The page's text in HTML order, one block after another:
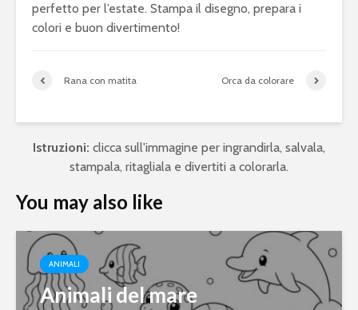
perfetto per l’estate. Stampa il disegno, prepara i
colori e buon divertimento!
Rana con matita Orca da colorare
Istruzioni: clicca sull'immagine per ingrandirla, salvala,
stampala, ritagliala e divertiti a colorarla.
You may also like
ANIMALI
Animali del mare